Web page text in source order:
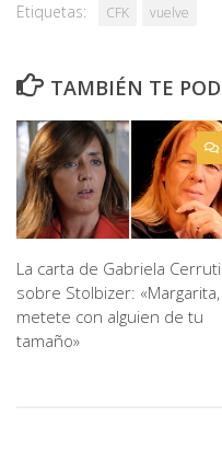
Etiquetas: CFK vuelve
TAMBIÉN TE
La carta de Gabriela Cerruti
sobre Stolbizer: «Margarita,
metete con alguien de tu
tamaño»